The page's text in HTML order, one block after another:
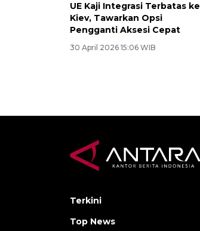
UE Kaji Integrasi Terbatas ke
Kiev, Tawarkan Opsi
Pengganti Aksesi Cepat
30 April 2026 15:06 WIB
Terkini
Top News